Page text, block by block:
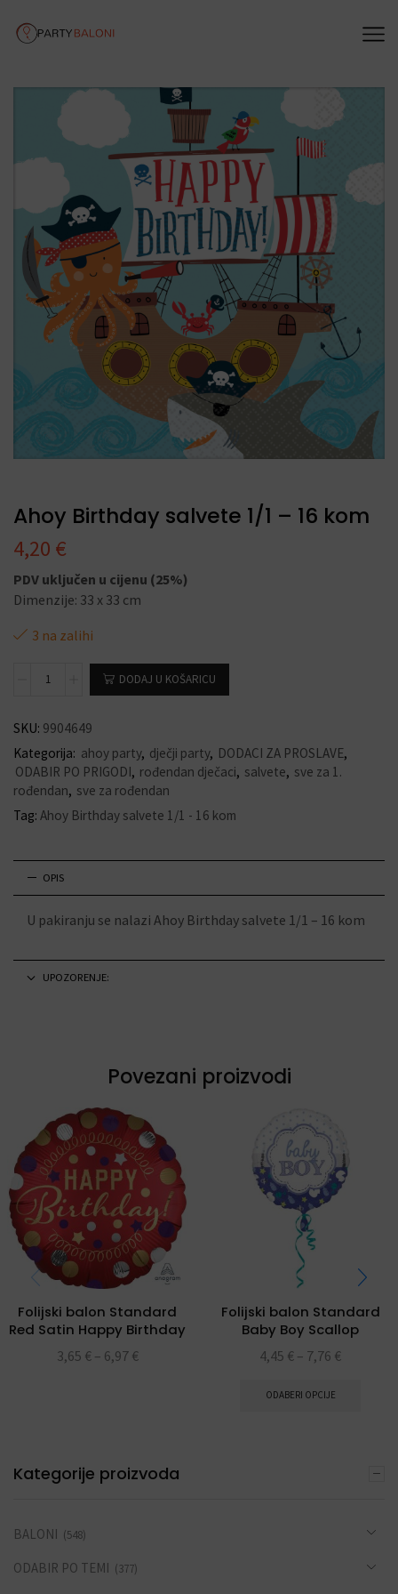
Ahoy Birthday salvete 1/1 – 16 kom
4,20 €
PDV uključen u cijenu (25%)
Dimenzije: 33 x 33 cm
3 na zalihi
DODAJ U KOŠARICU
SKU: 9904649
Kategorija: ahoy party, dječji party, DODACI ZA PROSLAVE,
ODABIR PO PRIGODI, rođendan dječaci, salvete, sve za 1.
rođendan, sve za rođendan
Tag: Ahoy Birthday salvete 1/1 - 16 kom
OPIS
U pakiranju se nalazi Ahoy Birthday salvete 1/1 – 16 kom
UPOZORENJE:
Povezani proizvodi
Folijski balon Standard
Red Satin Happy Birthday
3,65 € – 6,97 €
Folijski balon Standard
Baby Boy Scallop
4,45 € – 7,76 €
ODABERI OPCIJE
Kategorije proizvoda
BALONI (548)
ODABIR PO TEMI (377)